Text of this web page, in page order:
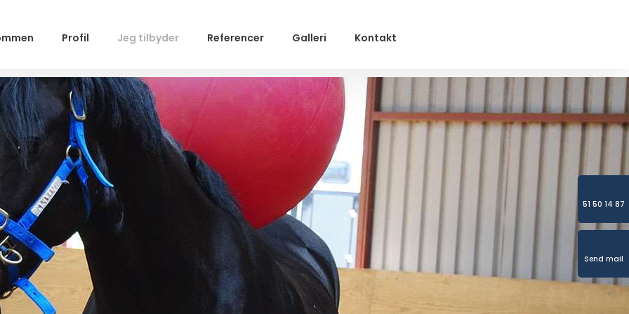
Profil Jeg tilbyder Referencer Galleri Kontakt
51 50 14 87
Send mail